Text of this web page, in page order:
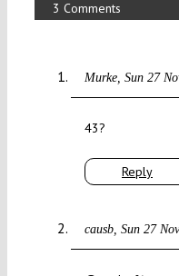
3 Comments
Murke Sun 27
Reply
43?
causb Sun 27